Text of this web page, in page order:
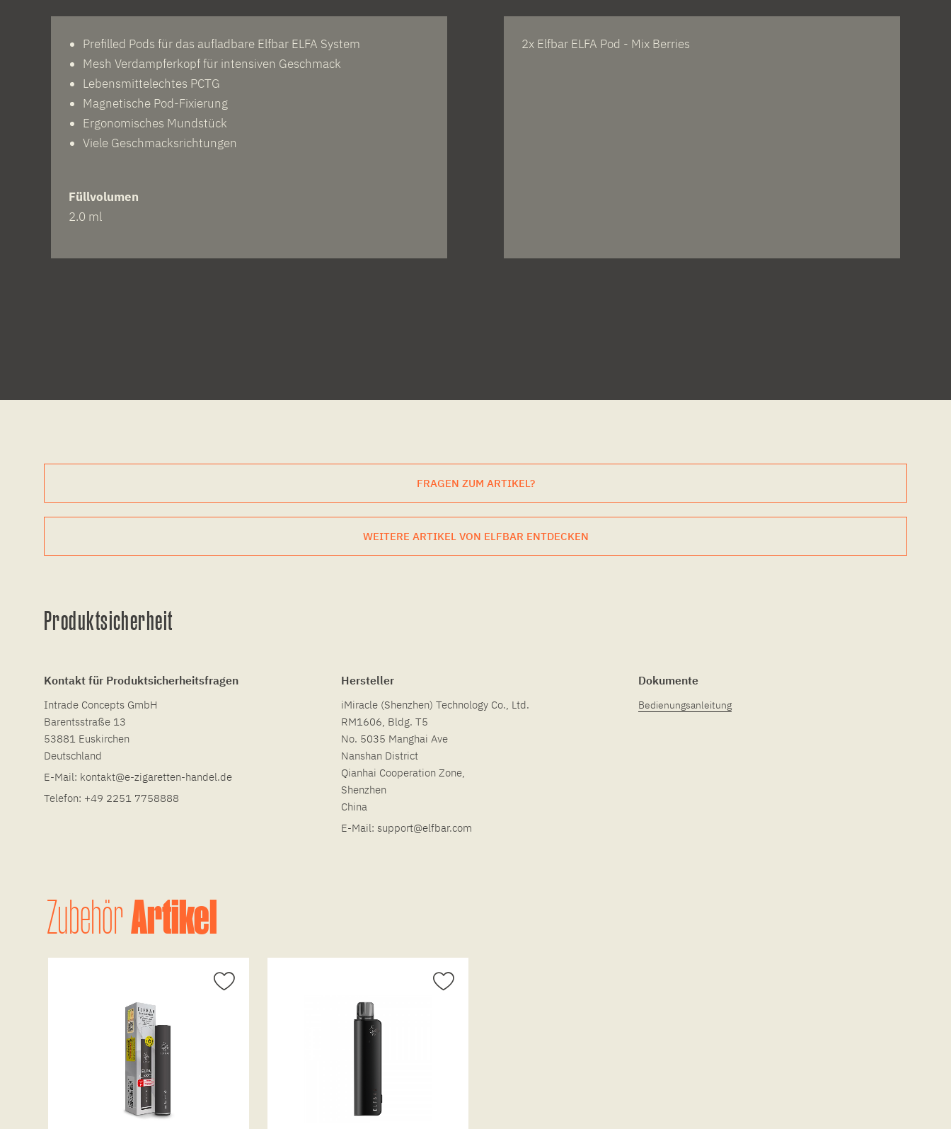
Prefilled Pods für das aufladbare Elfbar ELFA System
Mesh Verdampferkopf für intensiven Geschmack
Lebensmittelechtes PCTG
Magnetische Pod-Fixierung
Ergonomisches Mundstück
Viele Geschmacksrichtungen
Füllvolumen
2.0 ml
2x Elfbar ELFA Pod - Mix Berries
FRAGEN ZUM ARTIKEL?
WEITERE ARTIKEL VON ELFBAR ENTDECKEN
Produktsicherheit
Kontakt für Produktsicherheitsfragen
Intrade Concepts GmbH
Barentsstraße 13
53881 Euskirchen
Deutschland
E-Mail: kontakt@e-zigaretten-handel.de
Telefon: +49 2251 7758888
Hersteller
iMiracle (Shenzhen) Technology Co., Ltd.
RM1606, Bldg. T5
No. 5035 Manghai Ave
Nanshan District
Qianhai Cooperation Zone,
Shenzhen
China
E-Mail: support@elfbar.com
Dokumente
Bedienungsanleitung
ZubehörArtikel